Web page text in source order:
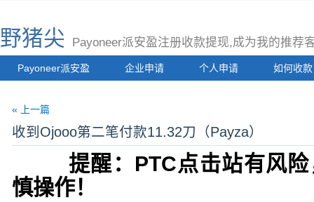
野猪尖 Payoneer派安盈注册收款提现,成为我的推荐
Payoneer派安盈 企业申请 个人申请 如何收款
« 上一篇
收到Ojooo第二笔付款11.32刀（Payza）
提醒：PTC点击站有风
慎操作！